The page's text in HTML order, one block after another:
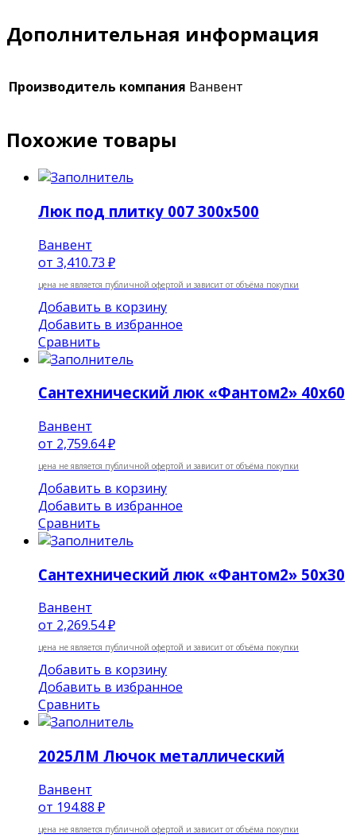
Дополнительная информация
Производитель компания Ванвент
Похожие товары
Люк под плитку 007 300х500
Ванвент
от 3,410.73 ₽
цена не является публичной офертой и зависит от объёма покупки
Добавить в корзину
Добавить в избранное
Сравнить
Сантехнический люк «Фантом2» 40х60
Ванвент
от 2,759.64 ₽
цена не является публичной офертой и зависит от объёма покупки
Добавить в корзину
Добавить в избранное
Сравнить
Сантехнический люк «Фантом2» 50х30
Ванвент
от 2,269.54 ₽
цена не является публичной офертой и зависит от объёма покупки
Добавить в корзину
Добавить в избранное
Сравнить
2025ЛМ Лючок металлический
Ванвент
от 194.88 ₽
цена не является публичной офертой и зависит от объёма покупки